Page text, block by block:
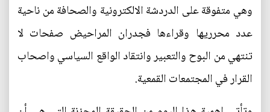
وهي متفوقة على الدردشة الالكترونية والصحافة من ناحية
عدد محرريها وقراءها فجدران المراحيض صفحات لا
تنتهي من البوح والتعبير وانتقاد الواقع السياسي واصحاب
القرار في المجتمعات القمعية.